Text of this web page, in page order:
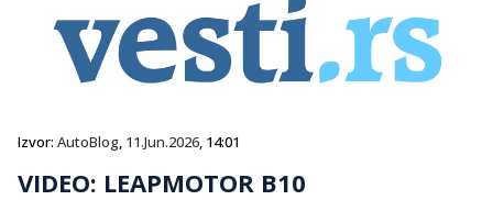
Izvor: AutoBlog, 11.Jun.2026, 14:01
VIDEO: LEAPMOTOR B10